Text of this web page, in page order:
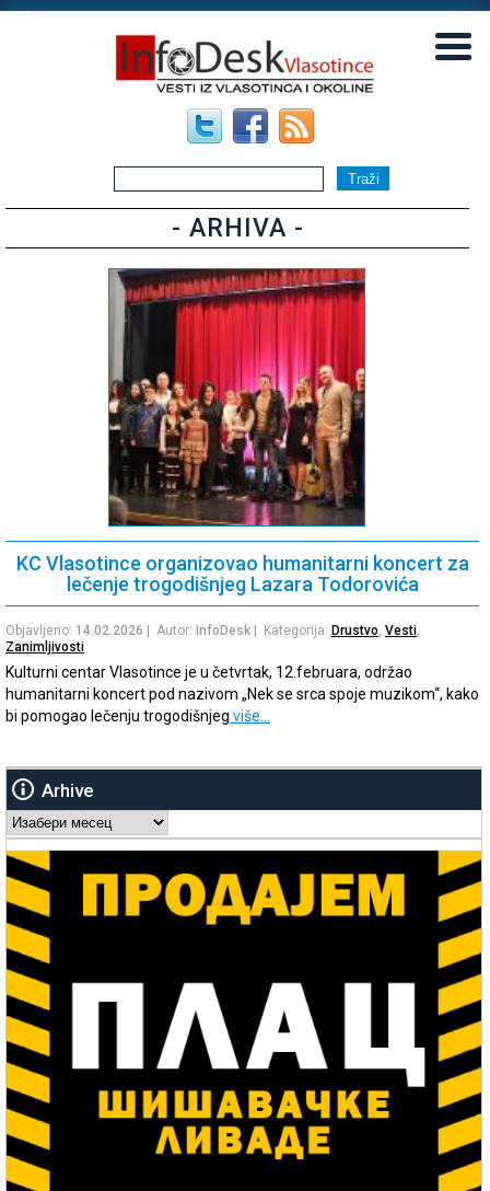
- ARHIVA -
KC Vlasotince organizovao humanitarni koncert za
lečenje trogodišnjeg Lazara Todorovića
Objavljeno: 14.02.2026 | Autor: InfoDesk | Kategorija: Drustvo, Vesti,
Zanimljivosti
Kulturni centar Vlasotince je u četvrtak, 12.februara, održao
humanitarni koncert pod nazivom „Nek se srca spoje muzikom“, kako
bi pomogao lečenju trogodišnjeg više…
Arhive
Arhive